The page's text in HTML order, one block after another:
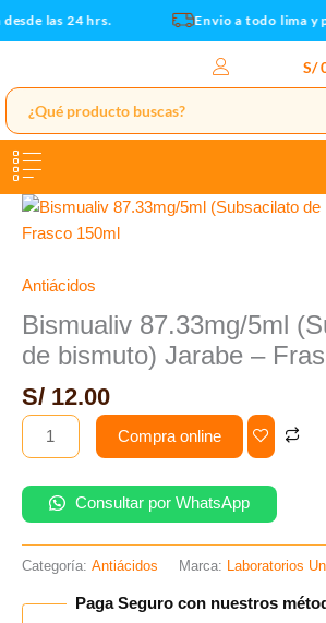
al
las 24 hrs. Envio a todo lima y
S/
Antiácidos
Bismualiv 87.33mg/5ml
de bismuto) Jarabe –
S/ 12.00
Bismualiv
87.33mg/5ml
de
Jarabe
-
Frasco
150ml
cantidad
Compra online
Consultar por WhatsApp
Categoría: Antiácidos Marca: Laboratorios
Paga Seguro con nuestros
-
150ml
cantidad